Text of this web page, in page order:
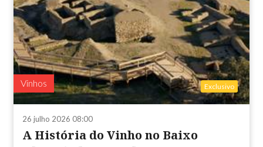
Vinhos Exclusivo
26 julho 2026 08:00
A História do Vinho no Baixo